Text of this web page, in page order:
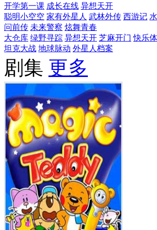
开学第一课 成长在线 异想天开
聪明小空空 家有外星人 武林外传 西游记
问前传 未来警察 炫舞青春
大仓库 绿野寻踪 异想天开 芝麻开门 快乐
坦克大战 地球脉动 外星人档案
剧集 更多